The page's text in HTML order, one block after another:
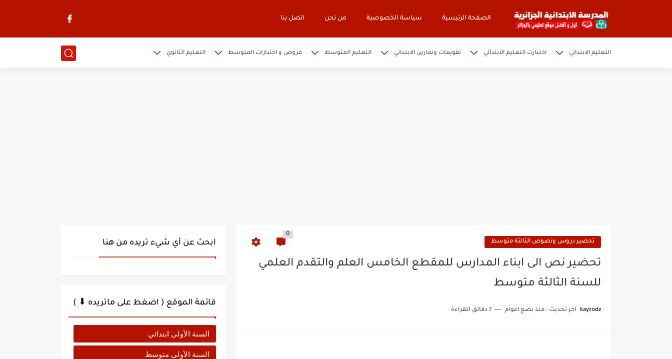
الصفحة الرئيسية سياسة الخصوصية من نحن اتصل بنا
التعليم الابتدائي اختبارت التعليم الابتدائي تقويمات وتمارين الابتدائي التعليم المتوسط فروض و اختبارات المتوسط التعليم الثانوي
تحضير دروس ونصوص الثالثة متوسط
0
تحضير نص الى ابناء المدارس للمقطع الخامس العلم والتقدم العلمي
للسنة الثالثة متوسط
kaytodz اخر تحديث : منذ بضع اعوام 7 دقائق للقراءة
ابحث عن أي شيء تريده من هنا
قائمة الموقع ( اضغط على ماتريده ⬇ )
السنة الأولى ابتدائي
السنة الأولى متوسط